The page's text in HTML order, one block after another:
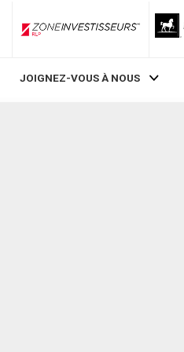
ZoneInvestisseurs RLP
JOIGNEZ-VOUS À NOUS